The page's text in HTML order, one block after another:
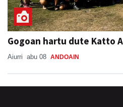
Gogoan hartu dute Katto
Aiurri abu 08 ANDOAIN